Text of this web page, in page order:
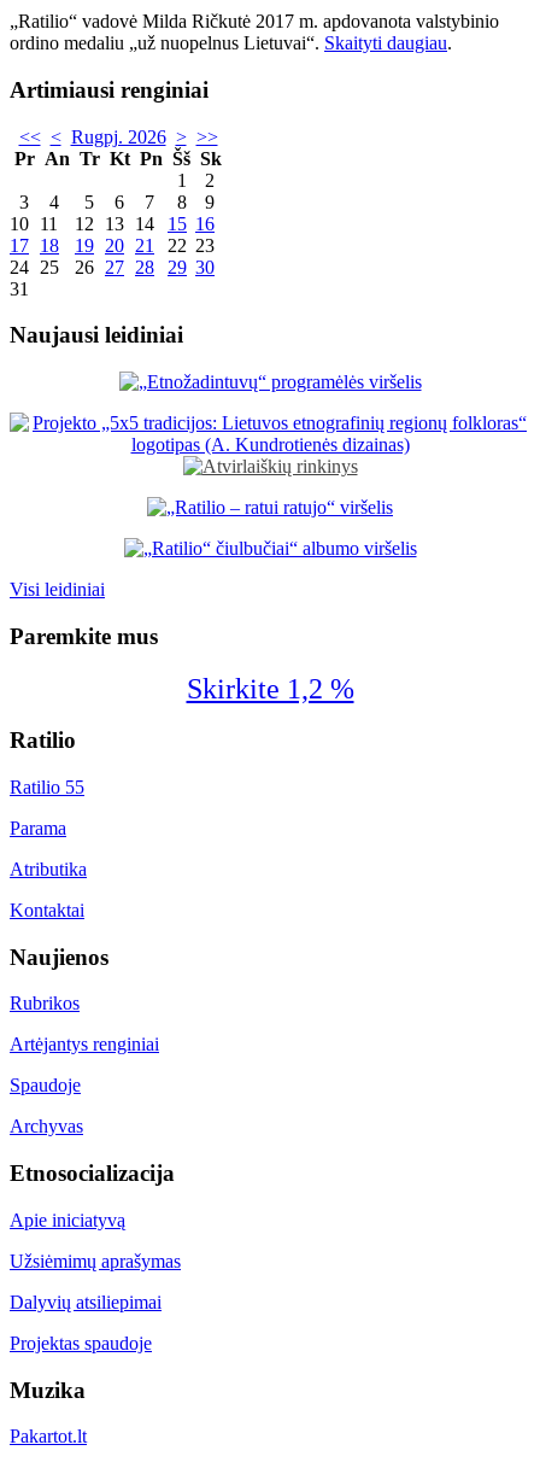
„Ratilio“ vadovė Milda Ričkutė 2017 m. apdovanota valstybinio
ordino medaliu „už nuopelnus Lietuvai“. Skaityti daugiau.
Artimiausi renginiai
<< < Rugpj. 2026 > >>
Pr An Tr Kt Pn Šš Sk
1
2
3
4 5 6 7 8
9
10 11 12 13 14 15 16
17 18 19 20 21 22 23
24 25 26 27 28 29 30
31
Naujausi leidiniai
Visi leidiniai
Paremkite mus
Skirkite 1,2 %
Ratilio
Ratilio 55
Parama
Atributika
Kontaktai
Naujienos
Rubrikos
Artėjantys renginiai
Spaudoje
Archyvas
Etnosocializacija
Apie iniciatyvą
Užsiėmimų aprašymas
Dalyvių atsiliepimai
Projektas spaudoje
Muzika
Pakartot.lt